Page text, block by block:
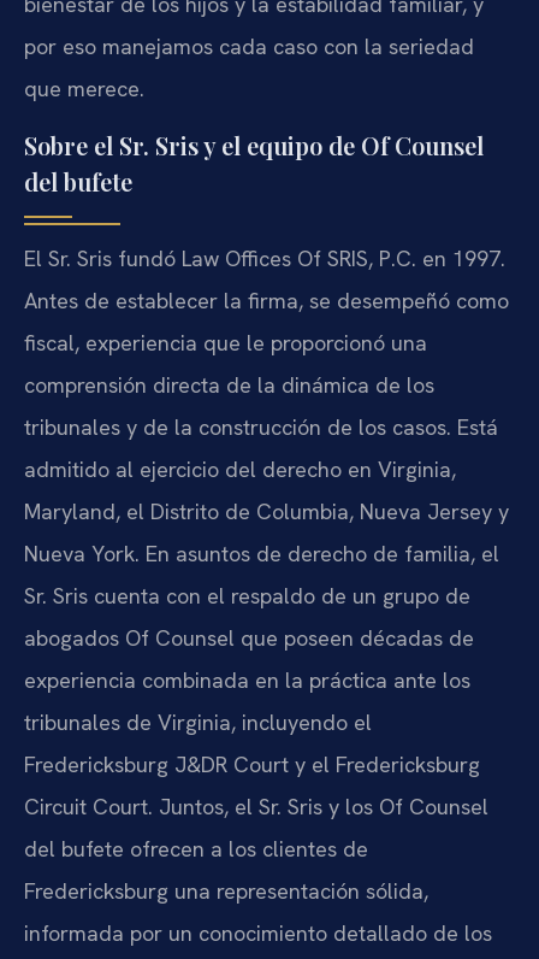
por eso manejamos cada caso con la seriedad
que merece.
Sobre el Sr. Sris y el equipo de Of Counsel
del bufete
El Sr. Sris fundó Law Offices Of SRIS, P.C. en 1997.
Antes de establecer la firma, se desempeñó como
fiscal, experiencia que le proporcionó una
comprensión directa de la dinámica de los
tribunales y de la construcción de los casos. Está
admitido al ejercicio del derecho en Virginia,
Maryland, el Distrito de Columbia, Nueva Jersey y
Nueva York. En asuntos de derecho de familia, el
Sr. Sris cuenta con el respaldo de un grupo de
abogados Of Counsel que poseen décadas de
experiencia combinada en la práctica ante los
tribunales de Virginia, incluyendo el
Fredericksburg J&DR Court y el Fredericksburg
Circuit Court. Juntos, el Sr. Sris y los Of Counsel
del bufete ofrecen a los clientes de
Fredericksburg una representación sólida,
informada por un conocimiento detallado de los